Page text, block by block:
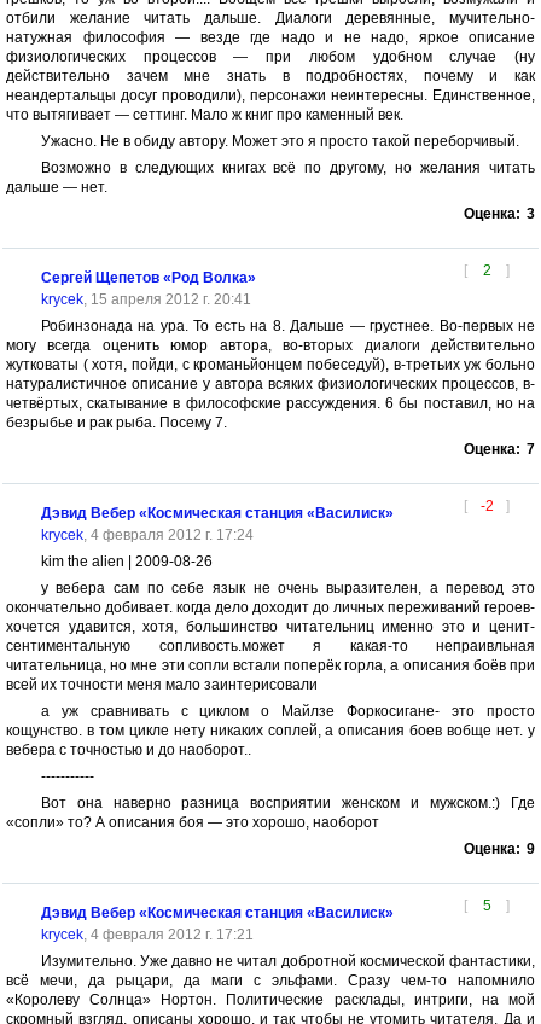
отбили желание читать дальше. Диалоги деревянные, мучительно-
натужная философия — везде где надо и не надо, яркое описание
физиологических процессов — при любом удобном случае (ну
действительно зачем мне знать в подробностях, почему и как
неандертальцы досуг проводили), персонажи неинтересны. Единственное,
что вытягивает — сеттинг. Мало ж книг про каменный век.
Ужасно. Не в обиду автору. Может это я просто такой переборчивый.
Возможно в следующих книгах всё по другому, но желания читать
дальше — нет.
Оценка: 3
[ 2 ]
Сергей Щепетов «Род Волка»
krycek, 15 апреля 2012 г. 20:41
Робинзонада на ура. То есть на 8. Дальше — грустнее. Во-первых не
могу всегда оценить юмор автора, во-вторых диалоги действительно
жутковаты ( хотя, пойди, с кроманьйонцем побеседуй), в-третьих уж больно
натуралистичное описание у автора всяких физиологических процессов, в-
четвёртых, скатывание в философские рассуждения. 6 бы поставил, но на
безрыбье и рак рыба. Посему 7.
Оценка: 7
[ -2 ]
Дэвид Вебер «Космическая станция «Василиск»
krycek, 4 февраля 2012 г. 17:24
kim the alien | 2009-08-26
у вебера сам по себе язык не очень выразителен, а перевод это
окончательно добивает. когда дело доходит до личных переживаний героев-
хочется удавится, хотя, большинство читательниц именно это и ценит-
сентиментальную сопливость.может я какая-то непраивльная
читательница, но мне эти сопли встали поперёк горла, а описания боёв при
всей их точности меня мало заинтерисовали
а уж сравнивать с циклом о Майлзе Форкосигане- это просто
кощунство. в том цикле нету никаких соплей, а описания боев вобще нет. у
вебера с точностью и до наоборот..
-----------
Вот она наверно разница восприятии женском и мужском.:) Где
«сопли» то? А описания боя — это хорошо, наоборот
Оценка: 9
[ 5 ]
Дэвид Вебер «Космическая станция «Василиск»
krycek, 4 февраля 2012 г. 17:21
Изумительно. Уже давно не читал добротной космической фантастики,
всё мечи, да рыцари, да маги с эльфами. Сразу чем-то напомнило
«Королеву Солнца» Нортон. Политические расклады, интриги, на мой
скромный взгляд, описаны хорошо, и так чтобы не утомить читателя. Да и